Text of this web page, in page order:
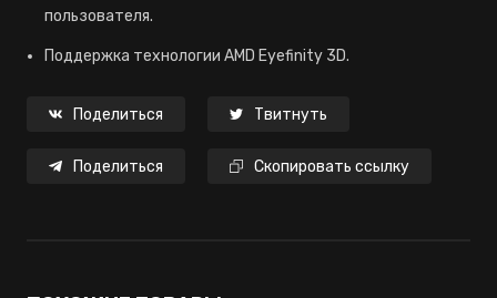
пользователя.
Поддержка технологии AMD Eyefinity 3D.
Поделиться Твитнуть
Поделиться Скопировать ссылку